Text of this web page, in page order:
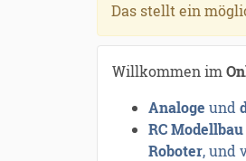
Das stellt ein
Willkommen im
Analoge und
RC
Roboter, und